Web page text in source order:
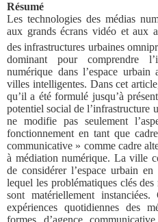
Résumé
Les technologies des médias
aux grands écrans vidéo et aux
des infrastructures urbaines
dominant pour comprendre
numérique dans l’espace
villes intelligentes. Dans cet
qu’il a été formulé jusqu’à
potentiel social de l’infrastructure
ne modifie pas seulement
fonctionnement en tant que
communicative » comme cadre
à médiation numérique. La ville
de considérer l’espace urbain
lequel les problématiques clés
sont matériellement
expériences quotidiennes des
formes d’agence